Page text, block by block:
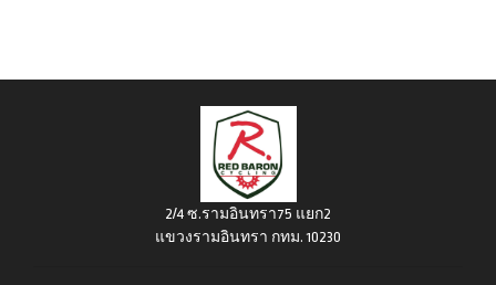
2/4 ซ.รามอินทรา75 แยก2
แขวงรามอินทรา กทม. 10230